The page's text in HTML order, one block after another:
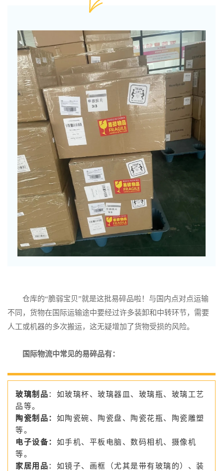
仓库的“脆弱宝贝”就是这批易碎品啦！ 与国内点对点运输
不同，货物在国际运输途中要经过许多装卸和中转环节，需要
人工或机器的多次搬运，这无疑增加了货物受损的风险。
国际物流中常见的易碎品有：
玻璃制品：如玻璃杯、玻璃器皿、玻璃瓶、玻璃工艺
品等。
陶瓷制品： 如陶瓷碗、陶瓷盘、陶瓷花瓶、陶瓷雕塑
等。
电子设备： 如手机、平板电脑、数码相机、摄像机
等。
家居用品：如镜子、画框（尤其是带有玻璃的）、装